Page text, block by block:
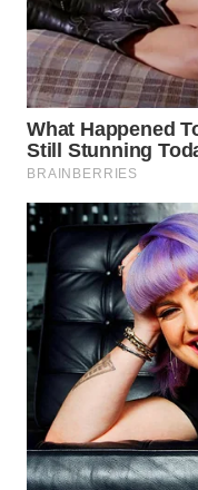
WN
SURABAYA
WN
NATUNA
WN
BINTAN
WN
MANDALIKA
WN
LIKUPANG
WN
LABUANBAJO